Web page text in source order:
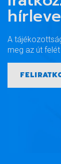
A
meg az út